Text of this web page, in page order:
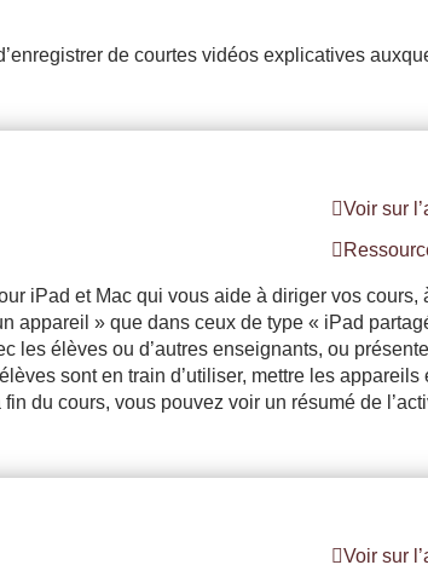
de courtes vidéos explicatives
Voir sur
iPad et Mac qui vous aide à diriger vos
appareil » que dans ceux de type « iPad
les élèves ou d’autres enseignants, ou
sont en train d’utiliser, mettre les
du cours, vous pouvez voir un résumé de
Voir sur